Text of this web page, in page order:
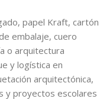
papel Kraft, cartón
embalaje, cuero
o arquitectura
y logística en
arquitectónica,
y proyectos escolares